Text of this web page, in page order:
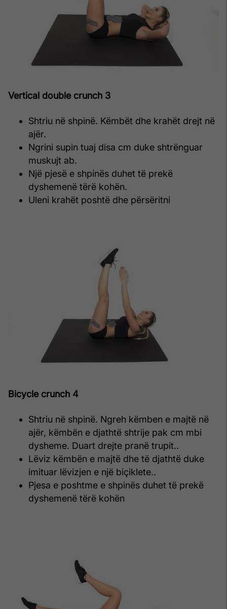
Vertical double crunch 3
Shtriu në shpinë. Këmbët dhe krahët drejt në
ajër.
Ngrini supin tuaj disa cm duke shtrënguar
muskujt ab.
Një pjesë e shpinës duhet të prekë
dyshemenë tërë kohën.
Uleni krahët poshtë dhe përsëritni
Bicycle crunch 4
Shtriu në shpinë. Ngreh këmben e majtë në
ajër, këmbën e djathtë shtrije pak cm mbi
dysheme. Duart drejte pranë trupit..
Lëviz këmbën e majtë dhe të djathtë duke
imituar lëvizjen e një biçiklete..
Pjesa e poshtme e shpinës duhet të prekë
dyshemenë tërë kohën